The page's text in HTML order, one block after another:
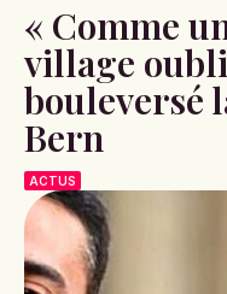
« Comme
village
bouleversé
Bern
ACTUS